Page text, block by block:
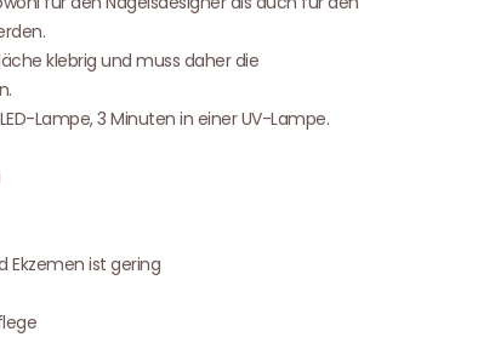
klebrig und muss daher die
Lampe, 3 Minuten in einer UV-Lampe.
Ekzemen ist gering